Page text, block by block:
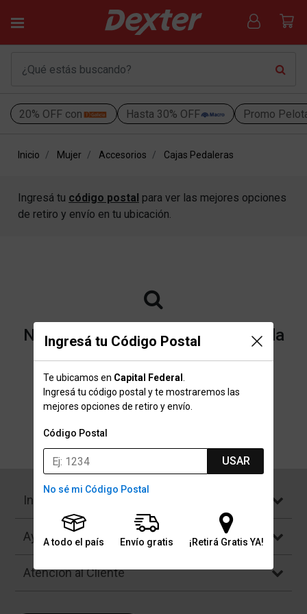
20% OFF con Hasta 30% OFF Promo
Ingresá tu Código Postal
Te ubicamos en Capital Federal
Ingresá tu código postal y te mostraremos las
mejores opciones de retiro y envío.
Código Postal
USAR
No sé mi Código Postal
A todo el país Envío gratis ¡Retirá Gratis YA!
Inicio Mujer Accesorios Cajas Pedaleras
Ingresá tu código postal para ver las mejores opciones
de retiro y envío en tu ubicación.
No encontramos resultados para la
categoría "Cajas Pedaleras" que
buscaste.
Volver a la página de inicio
Institucional
Ayuda
Atención al Cliente